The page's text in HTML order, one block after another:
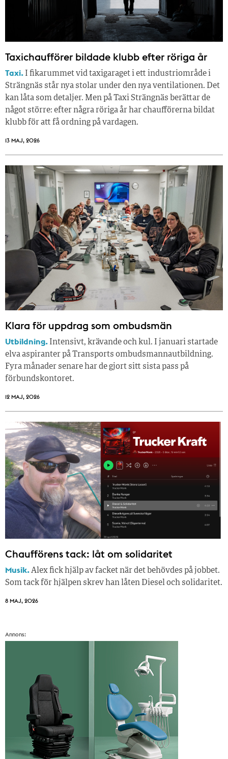
Taxichaufförer bildade klubb efter röriga år
Taxi. I fikarummet vid taxigaraget i ett industriområde i
Strängnäs står nya stolar under den nya ventilationen. Det
kan låta som detaljer. Men på Taxi Strängnäs berättar de
något större: efter några röriga år har chaufförerna bildat
klubb för att få ordning på vardagen.
13 MAJ, 2026
Klara för uppdrag som ombudsmän
Utbildning. Intensivt, krävande och kul. I januari startade
elva aspiranter på Transports ombudsmannautbildning.
Fyra månader senare har de gjort sitt sista pass på
förbundskontoret.
12 MAJ, 2026
Chaufförens tack: låt om solidaritet
Musik.Alex fick hjälp av facket när det behövdes på jobbet.
Som tack för hjälpen skrev han låten Diesel och solidaritet.
8 MAJ, 2026
Annons: